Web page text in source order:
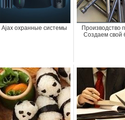
Ajax охранные системы
Производство
Создаем свой